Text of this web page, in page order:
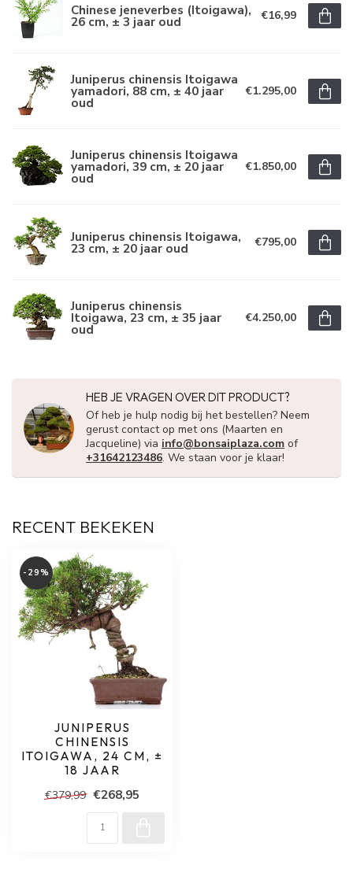
Chinese jeneverbes (Itoigawa),
26 cm, ± 3 jaar oud €16,99
Juniperus chinensis Itoigawa
yamadori, 88 cm, ± 40 jaar
oud
€1.295,00
Juniperus chinensis Itoigawa
yamadori, 39 cm, ± 20 jaar
oud
€1.850,00
Juniperus chinensis Itoigawa,
23 cm, ± 20 jaar oud €795,00
Juniperus chinensis
Itoigawa, 23 cm, ± 35 jaar
oud
€4.250,00
HEB JE VRAGEN OVER DIT PRODUCT?
Of heb je hulp nodig bij het bestellen? Neem
gerust contact op met ons (Maarten en
Jacqueline) via info@bonsaiplaza.com of
+31642123486. We staan voor je klaar!
RECENT BEKEKEN
-29%
JUNIPERUS
CHINENSIS
ITOIGAWA, 24 CM, ±
18 JAAR
€379,99 €268,95